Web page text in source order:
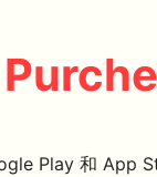
Play 和 App